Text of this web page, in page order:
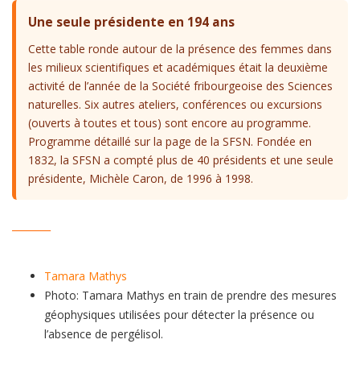
Une seule présidente en 194 ans
Cette table ronde autour de la présence des femmes dans
les milieux scientifiques et académiques était la deuxième
activité de l’année de la Société fribourgeoise des Sciences
naturelles. Six autres ateliers, conférences ou excursions
(ouverts à toutes et tous) sont encore au programme.
Programme détaillé sur la page de la SFSN. Fondée en
1832, la SFSN a compté plus de 40 présidents et une seule
présidente, Michèle Caron, de 1996 à 1998.
Tamara Mathys
Photo: Tamara Mathys en train de prendre des mesures
géophysiques utilisées pour détecter la présence ou
l’absence de pergélisol.